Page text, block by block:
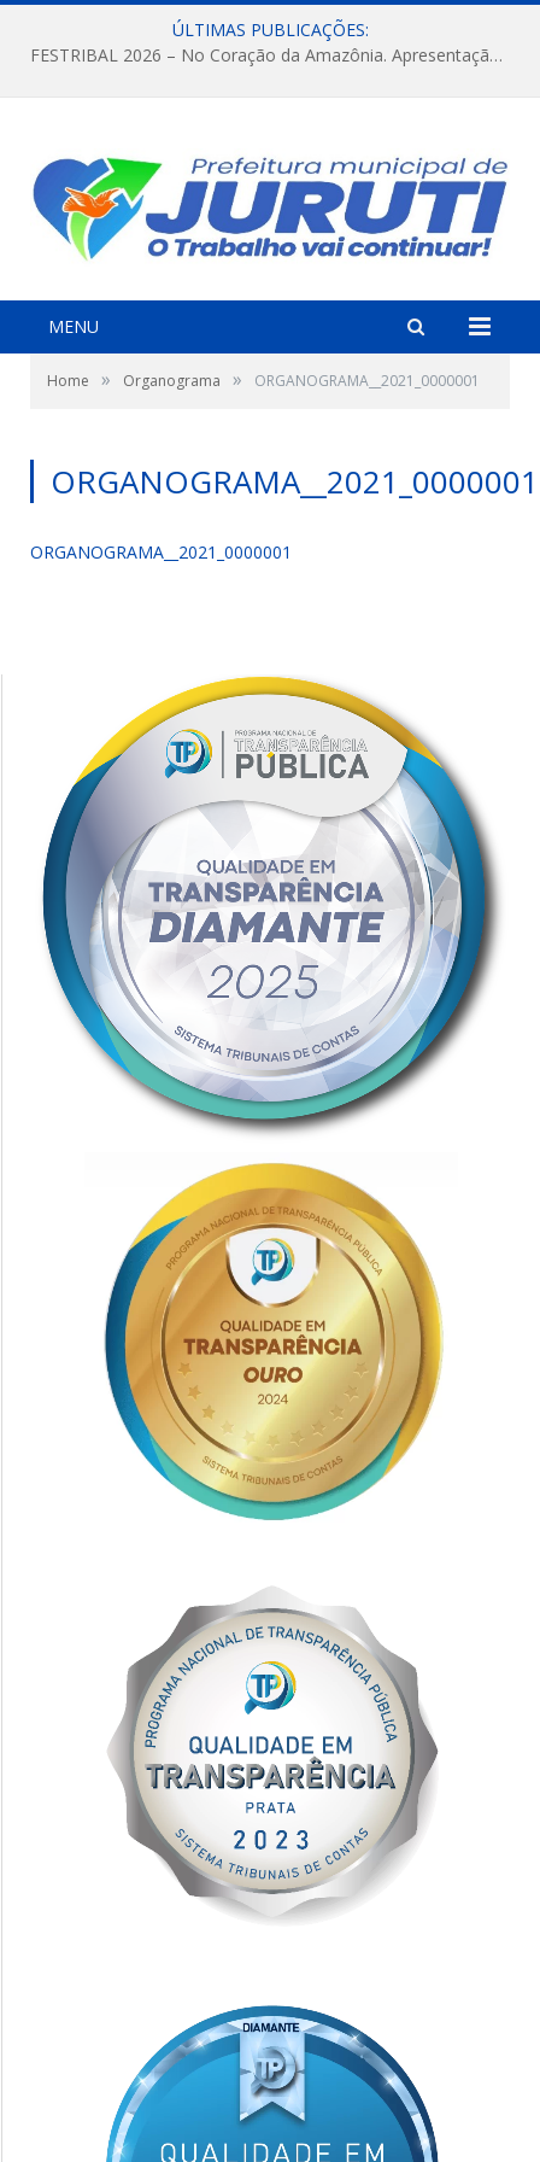
ÚLTIMAS PUBLICAÇÕES:
FESTRIBAL 2026 – No Coração da Amazônia. Apresentação da Munduruku.
MENU
Home » Organograma » ORGANOGRAMA__2021_0000001
ORGANOGRAMA__2021_0000001
ORGANOGRAMA__2021_0000001